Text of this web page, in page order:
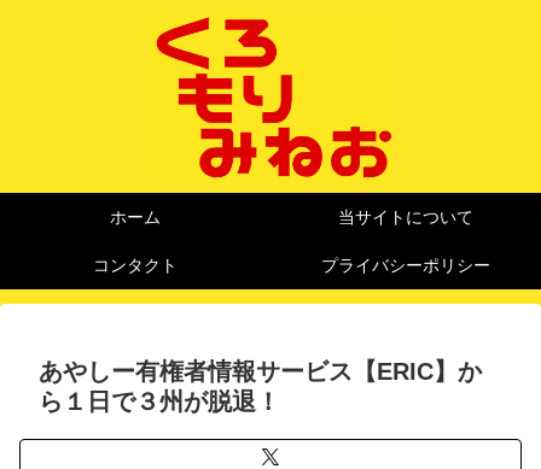
ホーム 当サイトについて
コンタクト プライバシーポリシー
あやしー有権者情報サービス【ERIC】か
ら１日で３州が脱退！